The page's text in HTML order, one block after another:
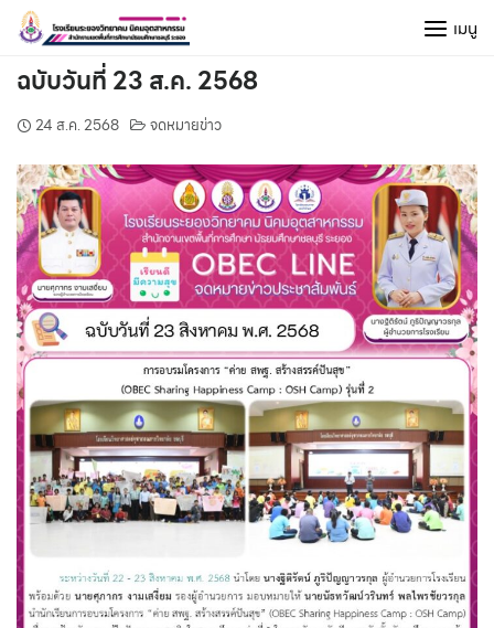
Skip
content
เมนู
ฉบับวันที่ 23 ส.ค. 2568
24 ส.ค. 2568 จดหมายข่าว